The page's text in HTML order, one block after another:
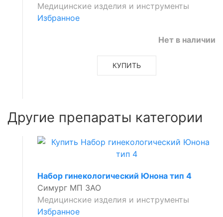
Медицинские изделия и инструменты
Избранное
Нет в наличии
КУПИТЬ
Другие препараты категории
Набор гинекологический Юнона тип 4
Симург МП ЗАО
Медицинские изделия и инструменты
Избранное